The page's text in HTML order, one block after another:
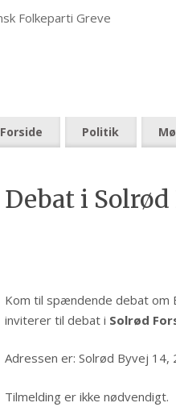
Forside Politik
Debat i
Kom til spændende debat om
inviterer til debat i Solrød
Adressen er: Solrød Byvej 14,
Tilmelding er ikke nødvendigt.